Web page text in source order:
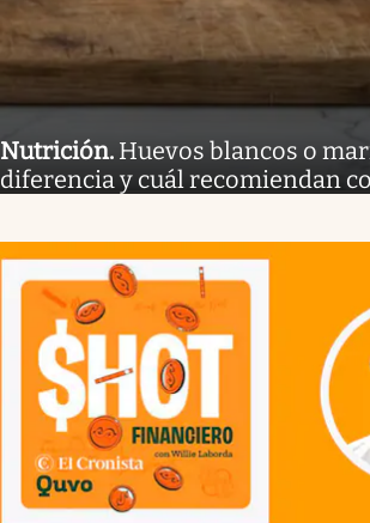
Nutrición. Huevos blancos o
diferencia y cuál recomiendan